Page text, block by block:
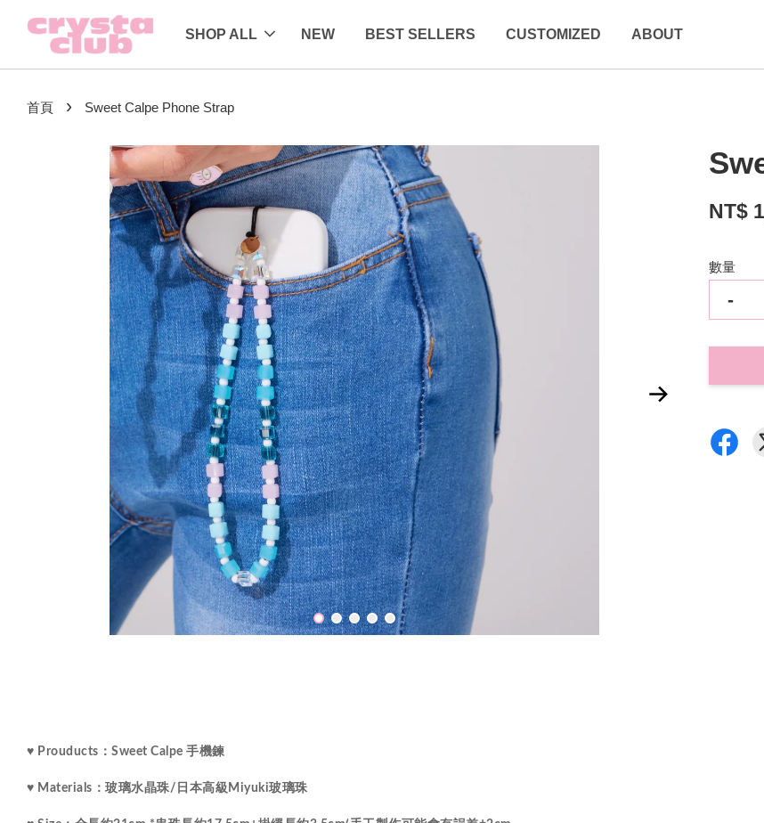
SHOP ALL NEW BEST SELLERS CUSTOMIZED ABOUT
首頁 › Sweet Calpe Phone Strap
NT$
數量
-
♥ Prouducts：Sweet Calpe 手機鍊
♥ Materials：玻璃水晶珠/ 日本高級Miyuki玻璃珠